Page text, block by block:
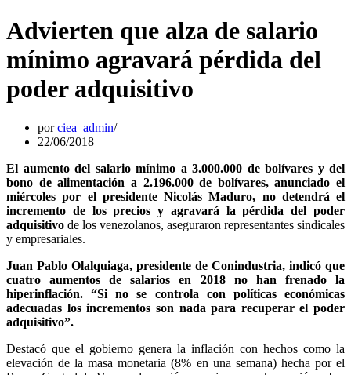
Advierten que alza de salario
mínimo agravará pérdida del
poder adquisitivo
porciea_admin
22/06/2018
El aumento del salario mínimo a 3.000.000 de bolívares y del
bono de alimentación a 2.196.000 de bolívares, anunciado el
miércoles por el presidente Nicolás Maduro, no detendrá el
incremento de los precios y agravará la pérdida del poder
adquisitivo de los venezolanos, aseguraron representantes sindicales
y empresariales.
Juan Pablo Olalquiaga, presidente de Conindustria, indicó que
cuatro aumentos de salarios en 2018 no han frenado la
hiperinflación. “Si no se controla con políticas económicas
adecuadas los incrementos son nada para recuperar el poder
adquisitivo”.
Destacó que el gobierno genera la inflación con hechos como la
elevación de la masa monetaria (8% en una semana) hecha por el